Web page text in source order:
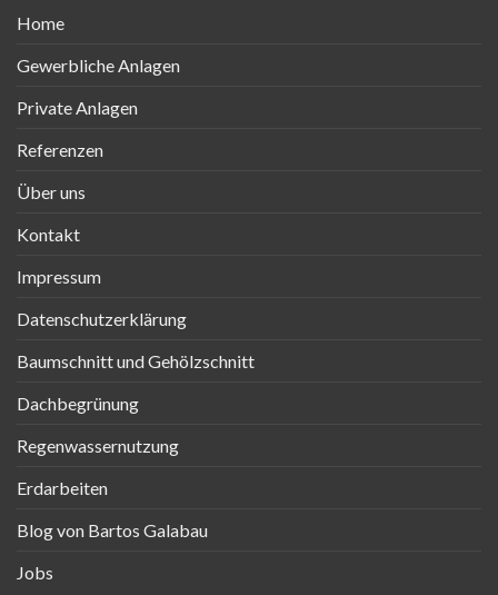
Home
Gewerbliche Anlagen
Private Anlagen
Referenzen
Über uns
Kontakt
Impressum
Datenschutzerklärung
Baumschnitt und Gehölzschnitt
Dachbegrünung
Regenwassernutzung
Erdarbeiten
Blog von Bartos Galabau
Jobs